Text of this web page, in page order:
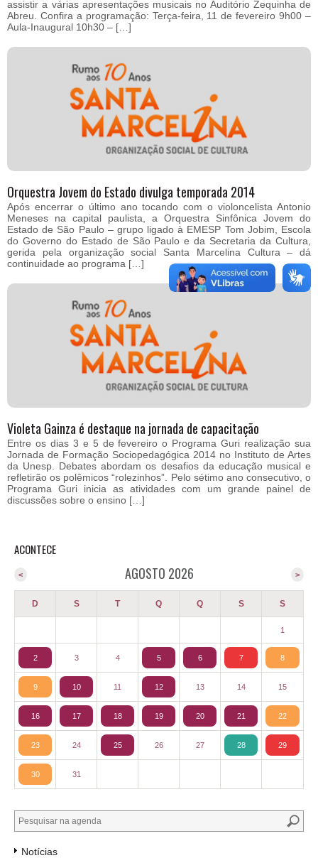
assistir a várias apresentações musicais no Auditório Zequinha de
Abreu. Confira a programação: Terça-feira, 11 de fevereiro 9h00 –
Aula-Inaugural 10h30 – […]
Orquestra Jovem do Estado divulga temporada 2014
Após encerrar o último ano tocando com o violoncelista Antonio
Meneses na capital paulista, a Orquestra Sinfônica Jovem do
Estado de São Paulo – grupo ligado à EMESP Tom Jobim, Escola
do Governo do Estado de São Paulo e da Secretaria da Cultura,
gerida pela organização social Santa Marcelina Cultura – dá
continuidade ao programa […]
Violeta Gainza é destaque na jornada de capacitação
Entre os dias 3 e 5 de fevereiro o Programa Guri realização sua
Jornada de Formação Sociopedagógica 2014 no Instituto de Artes
da Unesp. Debates abordam os desafios da educação musical e
refletirão os polêmicos “rolezinhos”. Pelo sétimo ano consecutivo, o
Programa Guri inicia as atividades com um grande painel de
discussões sobre o ensino […]
ACONTECE
AGOSTO 2026 >
<
D S T Q Q S S
1
2 3 4 5 6 7 8
9 10 11 12 13 14 15
16 17 18 19 20 21 22
23 24 25 26 27 28 29
30 31
Notícias